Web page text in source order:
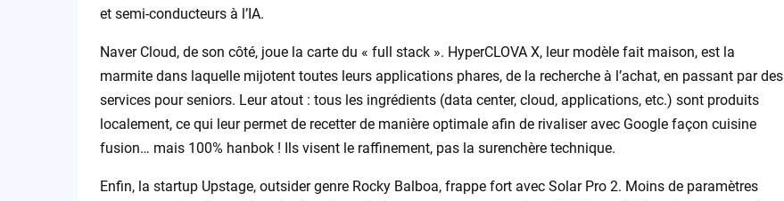
et semi-conducteurs à l’IA.
Naver Cloud, de son côté, joue la carte du « full stack ». HyperCLOVA X, leur modèle fait maison, est la
marmite dans laquelle mijotent toutes leurs applications phares, de la recherche à l’achat, en passant par des
services pour seniors. Leur atout : tous les ingrédients (data center, cloud, applications, etc.) sont produits
localement, ce qui leur permet de recetter de manière optimale afin de rivaliser avec Google façon cuisine
fusion… mais 100% hanbok ! Ils visent le raffinement, pas la surenchère technique.
Enfin, la startup Upstage, outsider genre Rocky Balboa, frappe fort avec Solar Pro 2. Moins de paramètres